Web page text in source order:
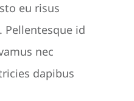
eu risus
Pellentesque id
nec
dapibus